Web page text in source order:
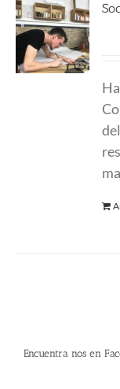
Encuentra nos en